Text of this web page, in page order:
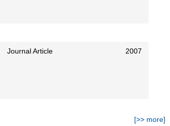
Journal Article 2007
[>> more]